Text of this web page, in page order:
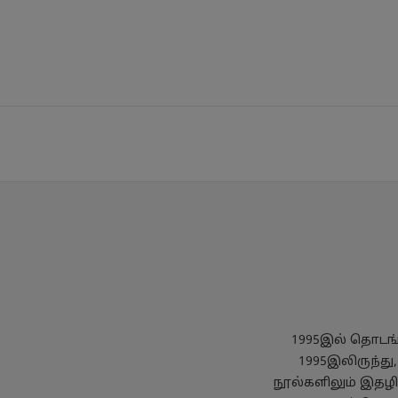
1995இல்
நூல்களிலும்